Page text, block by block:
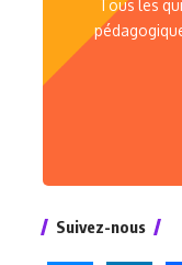
Tous les
Suivez-nous